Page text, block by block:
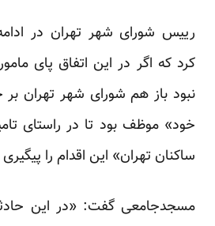
رییس شورای شهر تهران در
کرد که اگر در این اتفاق پای
نبود باز هم شورای شهر تهران
خود» موظف بود تا در راستای
ساکنان تهران» این اقدام را
مسجدجامعی گفت: «در این